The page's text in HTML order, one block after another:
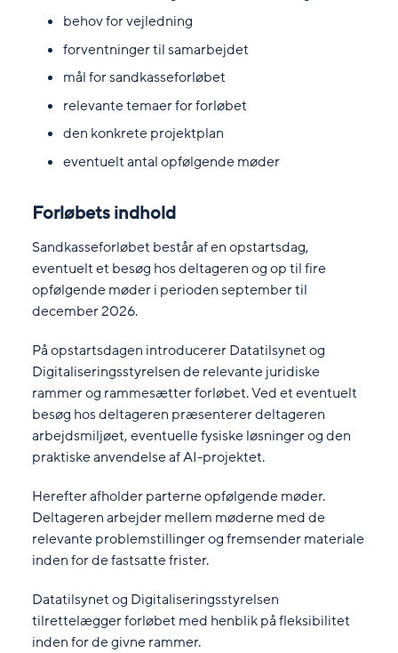
behov for vejledning
forventninger til samarbejdet
mål for sandkasseforløbet
relevante temaer for forløbet
den konkrete projektplan
eventuelt antal opfølgende møder
Forløbets indhold
Sandkasseforløbet består af en opstartsdag,
eventuelt et besøg hos deltageren og op til fire
opfølgende møder i perioden september til
december 2026.
På opstartsdagen introducerer Datatilsynet og
Digitaliseringsstyrelsen de relevante juridiske
rammer og rammesætter forløbet. Ved et eventuelt
besøg hos deltageren præsenterer deltageren
arbejdsmiljøet, eventuelle fysiske løsninger og den
praktiske anvendelse af AI-projektet.
Herefter afholder parterne opfølgende møder.
Deltageren arbejder mellem møderne med de
relevante problemstillinger og fremsender materiale
inden for de fastsatte frister.
Datatilsynet og Digitaliseringsstyrelsen
tilrettelægger forløbet med henblik på fleksibilitet
inden for de givne rammer.